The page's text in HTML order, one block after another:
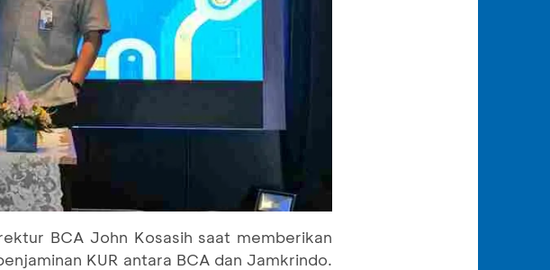
BCA John Kosasih saat memberikan
KUR antara BCA dan Jamkrindo.